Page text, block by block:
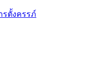
รตั้งครรภ์